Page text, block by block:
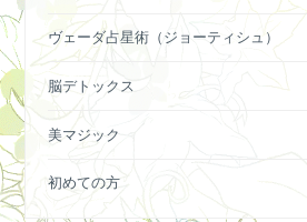
ヴェーダ占星術（ジョーティシュ）
脳デトックス
美マジック
初めての方